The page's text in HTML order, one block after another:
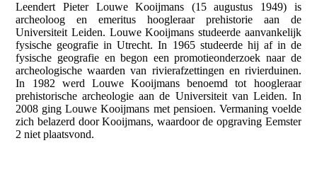
Leendert Pieter Louwe Kooijmans (15 augustus 1949) is
archeoloog en emeritus hoogleraar prehistorie aan de
Universiteit Leiden. Louwe Kooijmans studeerde aanvankelijk
fysische geografie in Utrecht. In 1965 studeerde hij af in de
fysische geografie en begon een promotieonderzoek naar de
archeologische waarden van rivierafzettingen en rivierduinen.
In 1982 werd Louwe Kooijmans benoemd tot hoogleraar
prehistorische archeologie aan de Universiteit van Leiden. In
2008 ging Louwe Kooijmans met pensioen. Vermaning voelde
zich belazerd door Kooijmans, waardoor de opgraving Eemster
2 niet plaatsvond.